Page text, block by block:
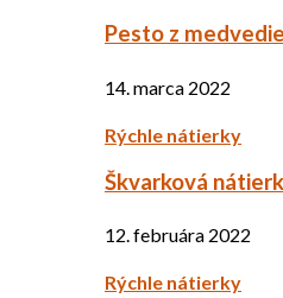
Pesto z
14. marca 2022
Rýchle nátierky
Škvarková
12. februára 2022
Rýchle nátierky